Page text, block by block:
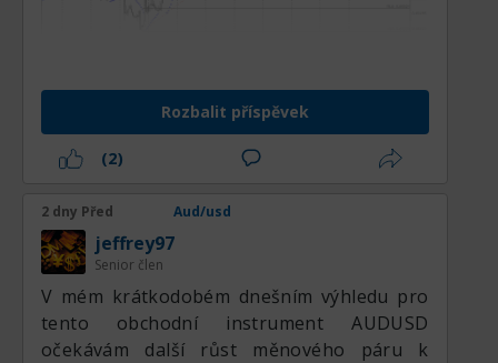
Na M15 lze také uvažovat o nákupu,
protože cena je nad klouzavým průměrem.
Dodatečné dokupy lze zvažovat od úrovně
nastavit na 0.7010, k uzavření pozice
přistupujeme na 0.7060. Klidně nakupujeme,
protože máme dva signály pro nákup páru.
Rozbalit příspěvek
(2)
2 dny Před Aud/usd
jeffrey97
Senior člen
V mém krátkodobém dnešním výhledu pro
tento obchodní instrument AUDUSD
očekávám další růst měnového páru k